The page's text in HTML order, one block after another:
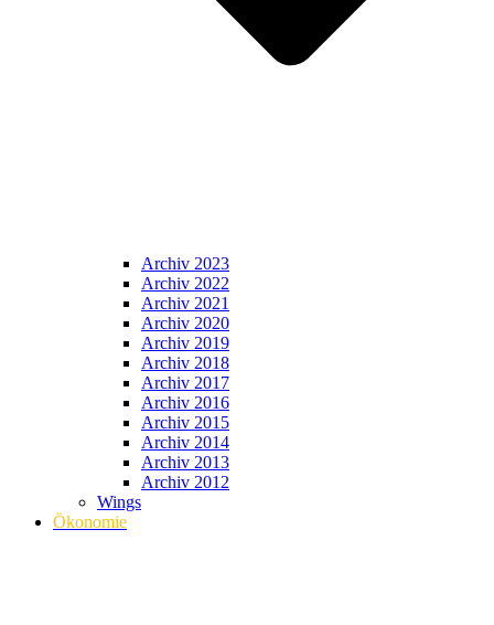
Archiv 2023
Archiv 2022
Archiv 2021
Archiv 2020
Archiv 2019
Archiv 2018
Archiv 2017
Archiv 2016
Archiv 2015
Archiv 2014
Archiv 2013
Archiv 2012
Wings
Ökonomie